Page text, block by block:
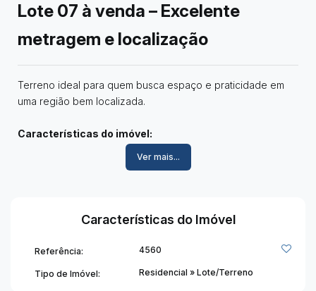
Lote 07 à venda – Excelente
metragem e localização
Terreno ideal para quem busca espaço e praticidade em
uma região bem localizada.
Características do imóvel:
Informações adicionais:
• IPTU aproximadamente R$ 175,00.
Não perca essa oportunidade! ✨
Ver mais...
Características do Imóvel
Referência: 4560
Tipo de Imóvel: Residencial » Lote/Terreno